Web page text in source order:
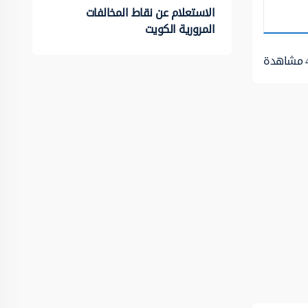
مشاهدة
الاستعلام عن نقاط المخالفات
المرورية الكويت